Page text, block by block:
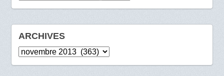
ARCHIVES
Archives